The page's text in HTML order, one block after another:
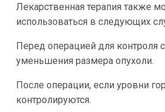
Лекарственная терапия также
использоваться в следующих
Перед операцией для контроля
уменьшения размера опухоли.
После операции, если уровни
контролируются.